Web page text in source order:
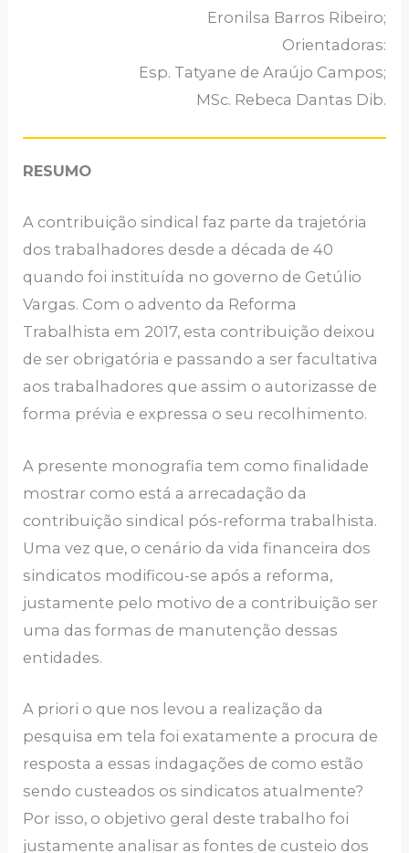
Eronilsa Barros Ribeiro;
Orientadoras:
Esp. Tatyane de Araújo Campos;
MSc. Rebeca Dantas Dib.
RESUMO
A contribuição sindical faz parte da trajetória
dos trabalhadores desde a década de 40
quando foi instituída no governo de Getúlio
Vargas. Com o advento da Reforma
Trabalhista em 2017, esta contribuição deixou
de ser obrigatória e passando a ser facultativa
aos trabalhadores que assim o autorizasse de
forma prévia e expressa o seu recolhimento.
A presente monografia tem como finalidade
mostrar como está a arrecadação da
contribuição sindical pós-reforma trabalhista.
Uma vez que, o cenário da vida financeira dos
sindicatos modificou-se após a reforma,
justamente pelo motivo de a contribuição ser
uma das formas de manutenção dessas
entidades.
A priori o que nos levou a realização da
pesquisa em tela foi exatamente a procura de
resposta a essas indagações de como estão
sendo custeados os sindicatos atualmente?
Por isso, o objetivo geral deste trabalho foi
justamente analisar as fontes de custeio dos